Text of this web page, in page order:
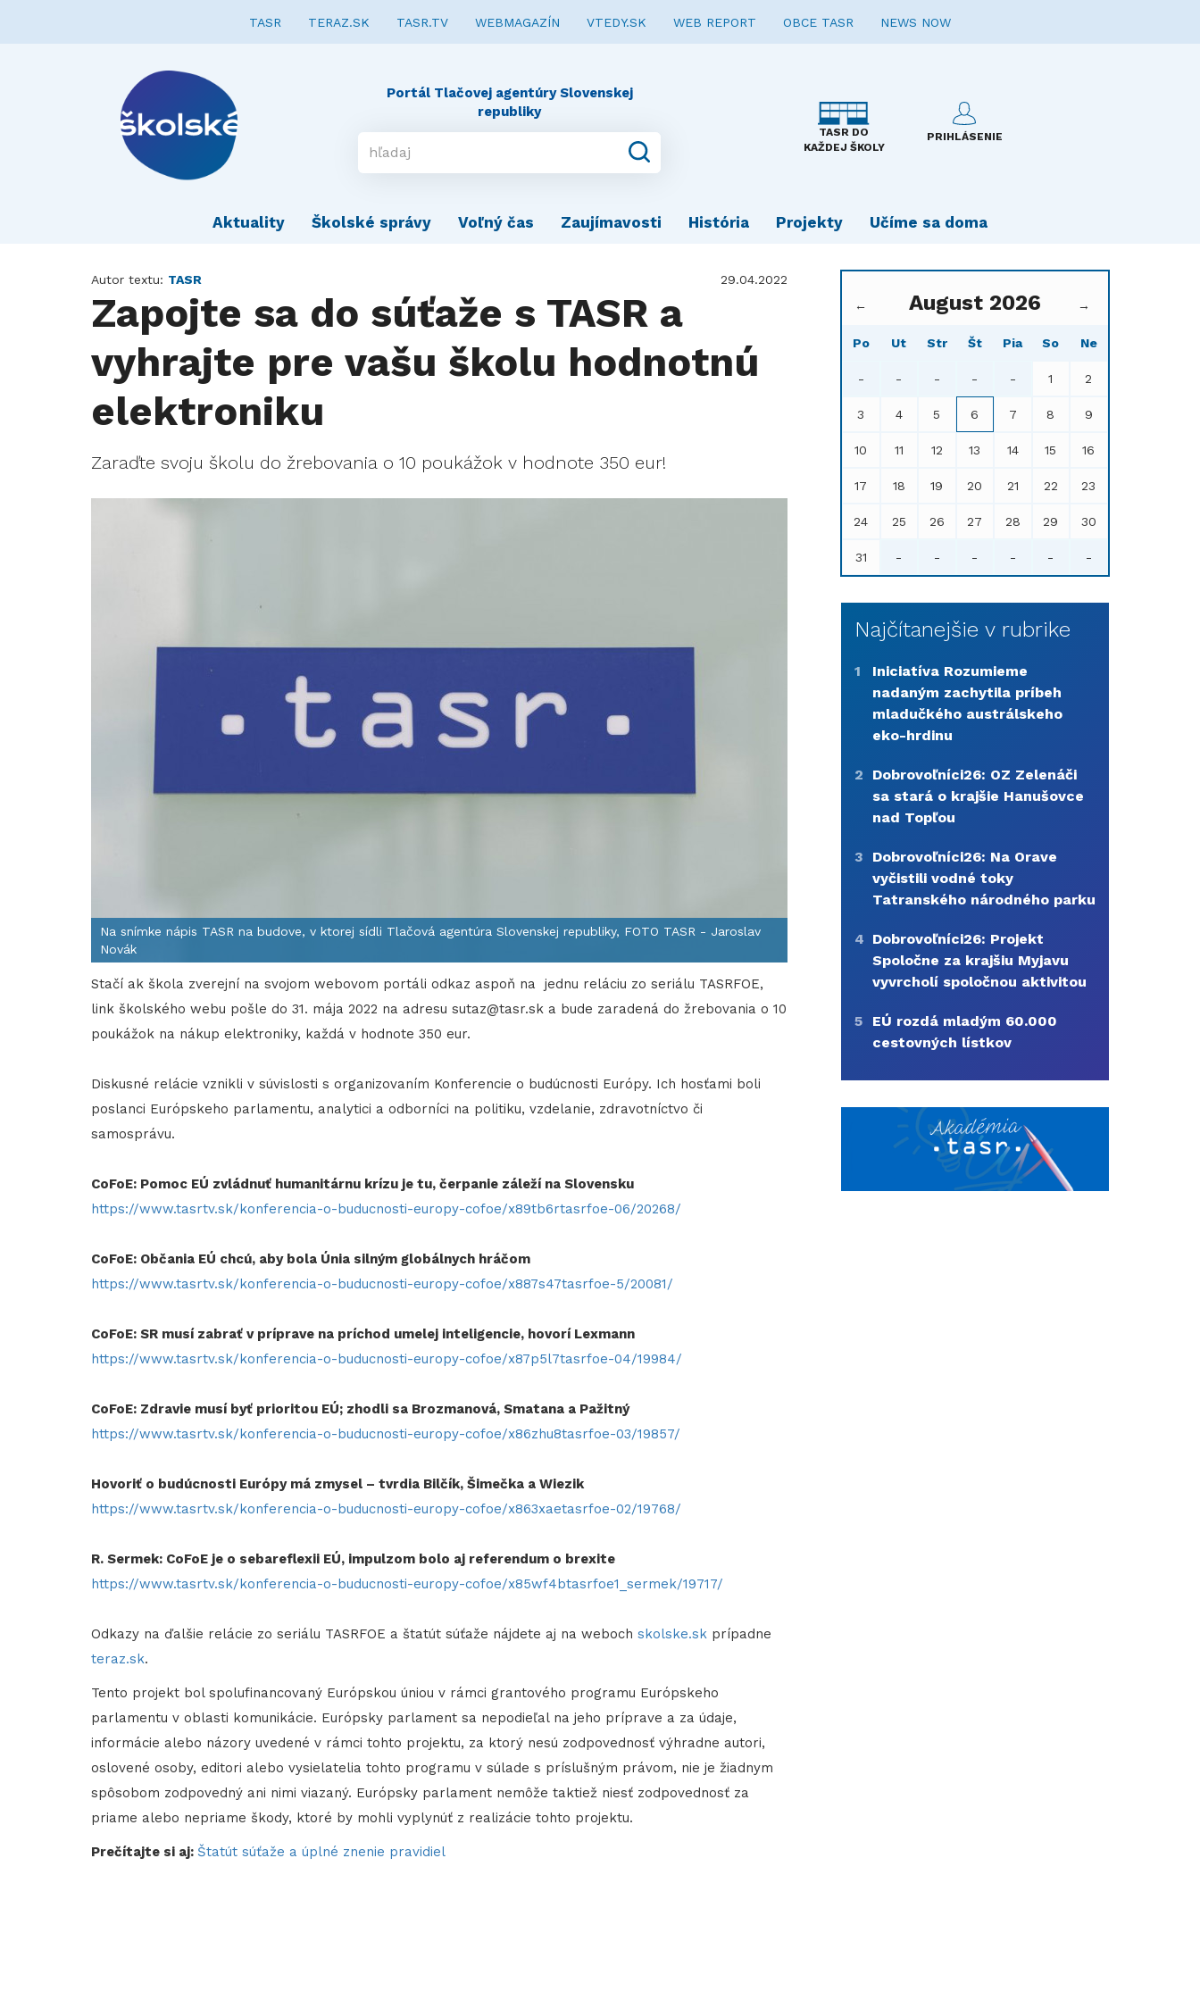
TASR TERAZ.SK TASR.TV WEBMAGAZÍN VTEDY.SK WEB REPORT OBCE TASR NEWS NOW
Portál Tlačovej agentúry Slovenskej
republiky
TASR DO
KAŽDEJ ŠKOLY
PRIHLÁSENIE
Aktuality Školské správy Voľný čas Zaujímavosti História Projekty Učíme sa doma
Autor textu: TASR 29.04.2022
Zapojte sa do súťaže s TASR a
vyhrajte pre vašu školu hodnotnú
elektroniku
Zaraďte svoju školu do žrebovania o 10 poukážok v hodnote 350 eur!
Na snímke nápis TASR na budove, v ktorej sídli Tlačová agentúra Slovenskej republiky, FOTO TASR - Jaroslav
Novák
Stačí ak škola zverejní na svojom webovom portáli odkaz aspoň na jednu reláciu zo seriálu TASRFOE,
link školského webu pošle do 31. mája 2022 na adresu sutaz@tasr.sk a bude zaradená do žrebovania o 10
poukážok na nákup elektroniky, každá v hodnote 350 eur.
Diskusné relácie vznikli v súvislosti s organizovaním Konferencie o budúcnosti Európy. Ich hosťami boli
poslanci Európskeho parlamentu, analytici a odborníci na politiku, vzdelanie, zdravotníctvo či
samosprávu.
CoFoE: Pomoc EÚ zvládnuť humanitárnu krízu je tu, čerpanie záleží na Slovensku
https://www.tasrtv.sk/konferencia-o-buducnosti-europy-cofoe/x89tb6rtasrfoe-06/20268/
CoFoE: Občania EÚ chcú, aby bola Únia silným globálnych hráčom
https://www.tasrtv.sk/konferencia-o-buducnosti-europy-cofoe/x887s47tasrfoe-5/20081/
CoFoE: SR musí zabrať v príprave na príchod umelej inteligencie, hovorí Lexmann
https://www.tasrtv.sk/konferencia-o-buducnosti-europy-cofoe/x87p5l7tasrfoe-04/19984/
CoFoE: Zdravie musí byť prioritou EÚ; zhodli sa Brozmanová, Smatana a Pažitný
https://www.tasrtv.sk/konferencia-o-buducnosti-europy-cofoe/x86zhu8tasrfoe-03/19857/
Hovoriť o budúcnosti Európy má zmysel – tvrdia Bilčík, Šimečka a Wiezik
https://www.tasrtv.sk/konferencia-o-buducnosti-europy-cofoe/x863xaetasrfoe-02/19768/
R. Sermek: CoFoE je o sebareflexii EÚ, impulzom bolo aj referendum o brexite
https://www.tasrtv.sk/konferencia-o-buducnosti-europy-cofoe/x85wf4btasrfoe1_sermek/19717/
Odkazy na ďalšie relácie zo seriálu TASRFOE a štatút súťaže nájdete aj na weboch skolske.sk prípadne
teraz.sk.
Tento projekt bol spolufinancovaný Európskou úniou v rámci grantového programu Európskeho
parlamentu v oblasti komunikácie. Európsky parlament sa nepodieľal na jeho príprave a za údaje,
informácie alebo názory uvedené v rámci tohto projektu, za ktorý nesú zodpovednosť výhradne autori,
oslovené osoby, editori alebo vysielatelia tohto programu v súlade s príslušným právom, nie je žiadnym
spôsobom zodpovedný ani nimi viazaný. Európsky parlament nemôže taktiež niesť zodpovednosť za
priame alebo nepriame škody, ktoré by mohli vyplynúť z realizácie tohto projektu.
Prečítajte si aj: Štatút súťaže a úplné znenie pravidiel
← August 2026 →
Po Ut Str Št Pia So Ne
- - - - - 1 2
3 4 5 6 7 8 9
10 11 12 13 14 15 16
17 18 19 20 21 22 23
24 25 26 27 28 29 30
31 - - - - - -
Najčítanejšie v rubrike
1
Iniciatíva Rozumieme
nadaným zachytila príbeh
mladučkého austrálskeho
eko-hrdinu
2
Dobrovoľníci26: OZ Zelenáči
sa stará o krajšie Hanušovce
nad Topľou
3
Dobrovoľníci26: Na Orave
vyčistili vodné toky
Tatranského národného parku
4 Dobrovoľníci26: Projekt
Spoločne za krajšiu Myjavu
vyvrcholí spoločnou aktivitou
5
EÚ rozdá mladým 60.000
cestovných lístkov